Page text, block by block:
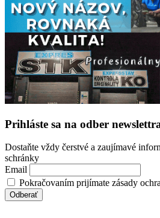
Prihláste sa na odber
Dostaňte vždy čerstvé a zaujímavé
schránky
Email
Pokračovaním prijímate zásady